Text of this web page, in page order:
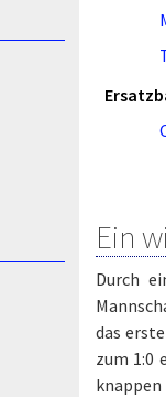
Ein
Durch
das
zum 1:0